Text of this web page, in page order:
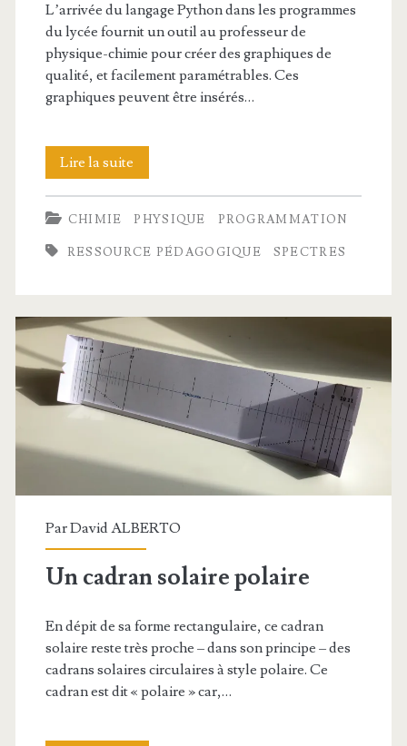
L’arrivée du langage Python dans les programmes
du lycée fournit un outil au professeur de
physique-chimie pour créer des graphiques de
qualité, et facilement paramétrables. Ces
graphiques peuvent être insérés…
Lire la suite
Python
pour
la
chimie
CHIMIE PHYSIQUE PROGRAMMATION
RESSOURCE PÉDAGOGIQUE SPECTRES
ParDavid ALBERTO
Un cadran solaire polaire
En dépit de sa forme rectangulaire, ce cadran
solaire reste très proche – dans son principe – des
cadrans solaires circulaires à style polaire. Ce
cadran est dit « polaire » car,…